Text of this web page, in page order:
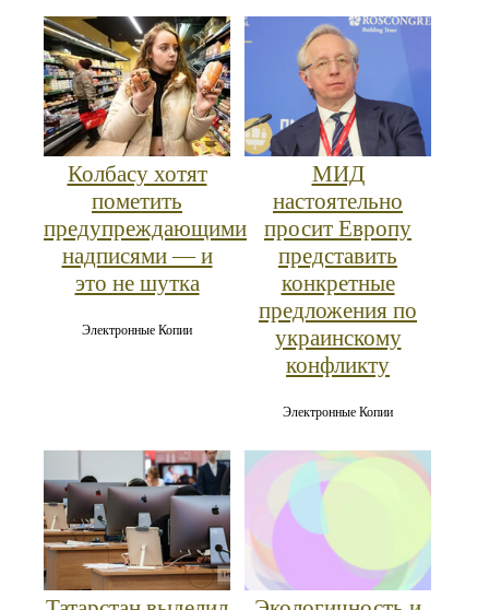
Колбасу хотят
пометить
предупреждающими
надписями — и
это не шутка
Электронные Копии
МИД
настоятельно
просит Европу
представить
конкретные
предложения по
украинскому
конфликту
Электронные Копии